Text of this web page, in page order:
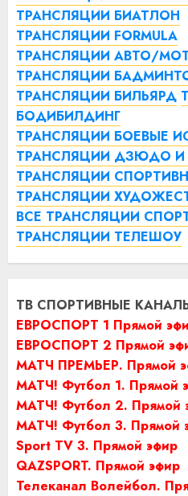
ТРАНСЛЯЦИИ БИАТЛОН
ТРАНСЛЯЦИИ FORMULA
ТРАНСЛЯЦИИ АВТО/
ТРАНСЛЯЦИИ
ТРАНСЛЯЦИИ БИЛЬЯРД
БОДИБИЛДИНГ
ТРАНСЛЯЦИИ БОЕВЫЕ
ТРАНСЛЯЦИИ ДЗЮДО
ТРАНСЛЯЦИИ
ТРАНСЛЯЦИИ
ВСЕ ТРАНСЛЯЦИИ
ТРАНСЛЯЦИИ ТЕЛЕШОУ
ТВ СПОРТИВНЫЕ
ЕВРОСПОРТ 1 Прямой
ЕВРОСПОРТ 2 Прямой
МАТЧ ПРЕМЬЕР. Прямой
МАТЧ! Футбол 1. Прямой
МАТЧ! Футбол 2. Прямой
МАТЧ! Футбол 3. Прямой
Sport TV 3. Прямой эфир
QAZSPORT. Прямой эфир
Телеканал Волейбол.